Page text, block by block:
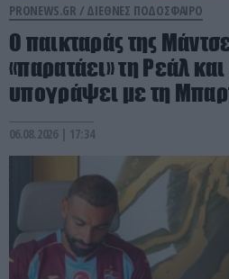
PRONEWS.GR / ΔΙΕΘΝΕΣ ΠΟΔΟΣΦΑΙΡΟ
Ο παικταράς της
«παρατάει» τη Ρεάλ
υπογράψει με τη
06.08.2026 | 17:34